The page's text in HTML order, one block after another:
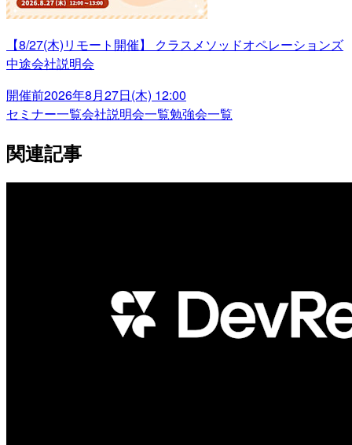
【8/27(木)リモート開催】 クラスメソッドオペレーションズ
中途会社説明会
開催前2026年8月27日(木) 12:00
セミナー一覧会社説明会一覧勉強会一覧
関連記事